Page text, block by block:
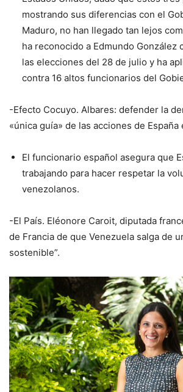
mostrando sus diferencias con el
Maduro, no han llegado tan lejos
ha reconocido a Edmundo González
las elecciones del 28 de julio y ha
contra 16 altos funcionarios del
-Efecto Cocuyo. Albares: defender la
«única guía» de las acciones de España
El funcionario español asegura que
trabajando para hacer respetar la
venezolanos.
-El País. Eléonore Caroit, diputada
de Francia de que Venezuela salga de
sostenible”.